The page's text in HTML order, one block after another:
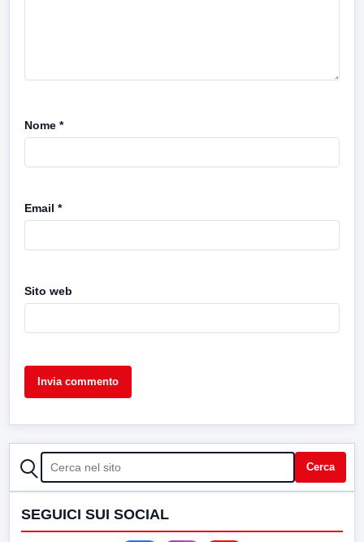
Nome *
Email *
Sito web
CERCA Cerca
SEGUICI SUI SOCIAL